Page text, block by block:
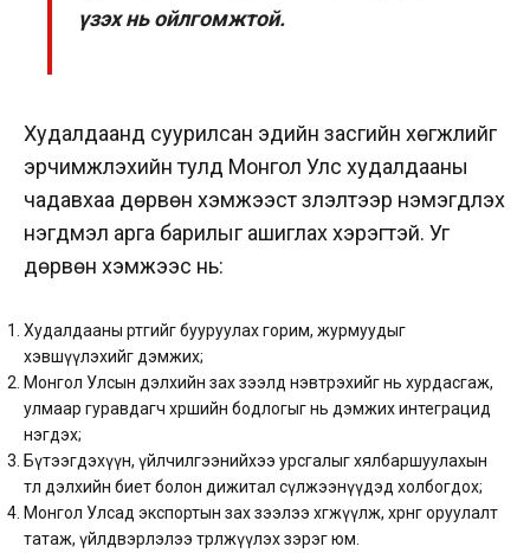
үзэх нь ойлгомжтой.
Худалдаанд суурилсан эдийн засгийн хөгжлийг
эрчимжүүлэхийн тулд Монгол Улс худалдааны
чадавхаа дөрвөн хэмжээст үзүүлэлтээр нэмэгдүүлэх
нэгдмэл арга барилыг ашиглах хэрэгтэй. Уг
дөрвөн хэмжээс нь:
Худалдааны өртгийг бууруулах горим, журмуудыг
хэвшүүлэхийг дэмжих;
Монгол Улсын дэлхийн зах зээлд нэвтрэхийг нь хурдасгаж,
улмаар гуравдагч хөршийн бодлогыг нь дэмжих интеграцид
нэгдэх;
Бүтээгдэхүүн, үйлчилгээнийхээ урсгалыг хялбаршуулахын
төлөө дэлхийн биет болон дижитал сүлжээнүүдэд холбогдох;
Монгол Улсад экспортын зах зээлээ хөгжүүлж, хөрөнгө оруулалт
татаж, үйлдвэрлэлээ төрөлжүүлэх зэрэг юм.